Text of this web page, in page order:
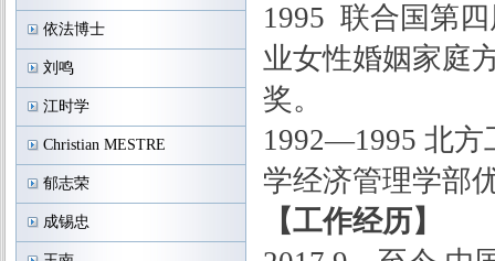
依法博士
刘鸣
江时学
Christian MESTRE
郁志荣
成锡忠
1995 联合国第
业女性婚姻家
奖。
1992—1995 北方
学经济管理学部
【工作经历】